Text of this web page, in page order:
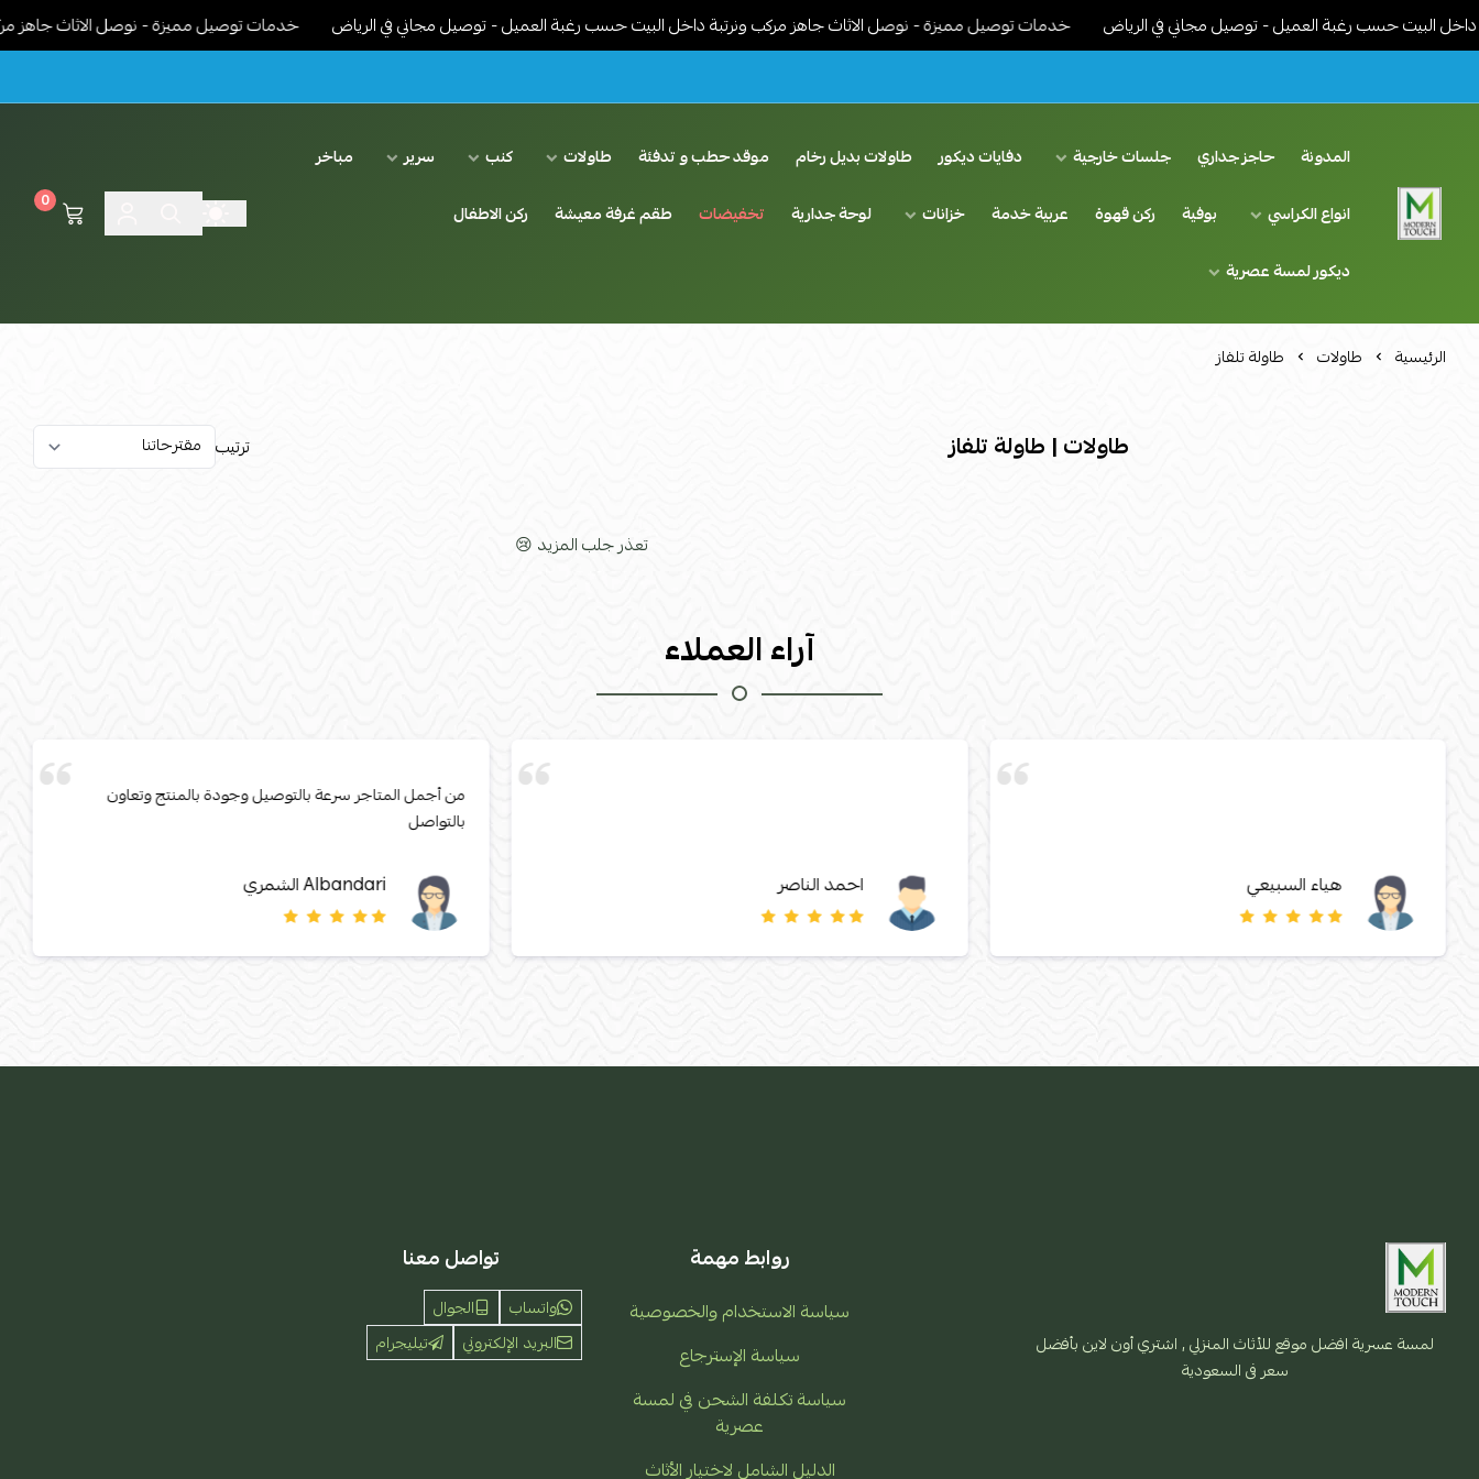
حسب رغبة العميل - توصيل مجاني في الرياض خدمات توصيل مميزة - نوصل الاثاث جاهز مركب ونرتبة داخل البيت حسب رغبة العميل - توصيل مجاني في الرياض خدمات توصيل مميزة - نوصل الاثاث جاهز مركب
اثاث مودرن لمسة عصرية
المدونة حاجز جداري جلسات خارجية دفايات ديكور طاولات بديل رخام موقد حطب و تدفئة طاولات كنب سرير
مباخر
انواع الكراسي
بوفية ركن قهوة عربية خدمة خزانات لوحة جدارية تخفيضات طقم غرفة معيشة
ركن الاطفال
ديكور لمسة عصرية
0
الرئيسية طاولات طاولة تلفاز
طاولات | طاولة تلفاز ترتيب
تعذر جلب المزيد 😢
آراء العملاء
هياء السبيعي احمد الناصر
من أجمل المتاجر سرعة بالتوصيل وجودة بالمنتج وتعاون
بالتواصل
Albandari الشمري
لمسة عسرية افضل موقع للأثاث المنزلي , اشتري أون لاين بأفضل
سعر فى السعودية
روابط مهمة
سياسة الاستخدام والخصوصية
سياسة الإسترجاع
سياسة تكلفة الشحن في لمسة
عصرية
الدليل الشامل لاختيار الأثاث
تواصل معنا
واتساب
الجوال
البريد الإلكتروني
تيليجرام